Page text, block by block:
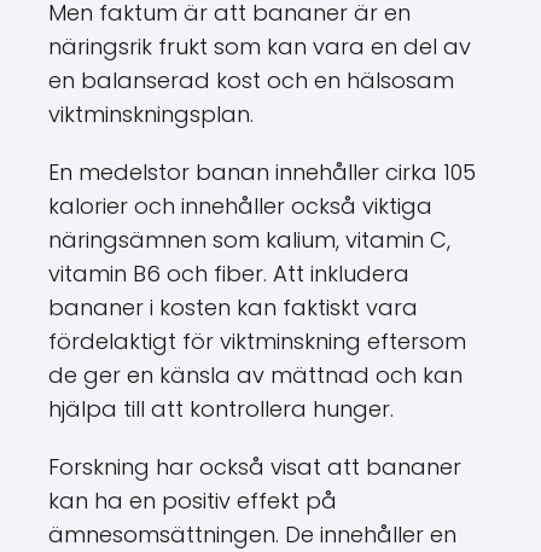
Men faktum är att bananer är en
näringsrik frukt som kan vara en del av
en balanserad kost och en hälsosam
viktminskningsplan.
En medelstor banan innehåller cirka 105
kalorier och innehåller också viktiga
näringsämnen som kalium, vitamin C,
vitamin B6 och fiber. Att inkludera
bananer i kosten kan faktiskt vara
fördelaktigt för viktminskning eftersom
de ger en känsla av mättnad och kan
hjälpa till att kontrollera hunger.
Forskning har också visat att bananer
kan ha en positiv effekt på
ämnesomsättningen. De innehåller en